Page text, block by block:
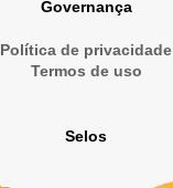
Governança
Política de privacidade
Termos de uso
Selos